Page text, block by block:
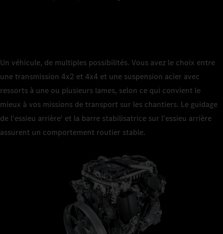
Un véhicule, de multiples possibilités. Vous avez le choix entre
une transmission 4x2 et 4x4 et une suspension acier avec
ressorts à une ou plusieurs lames, selon ce qui convient le
mieux à vos missions de transport sur les chantiers. Le guidage
de l'essieu arrière1 et la barre stabilisatrice sur l'essieu arrière
assurent un comportement routier stable.